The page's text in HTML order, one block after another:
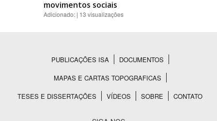
movimentos sociais
Adicionado: | 13 visualizações
Rodapé
PUBLICAÇÕES ISA
DOCUMENTOS
MAPAS E CARTAS TOPOGRAFICAS
TESES E DISSERTAÇÕES
VÍDEOS SOBRE CONTATO